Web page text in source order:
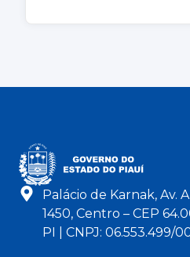
Palácio de Karnak, Av.
1450, Centro – CEP
PI | CNPJ: 06.553.499/